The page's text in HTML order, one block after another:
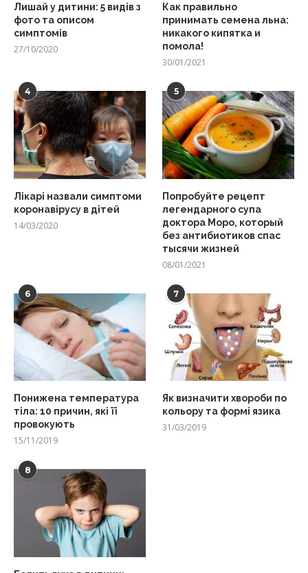
Лишай у дитини: 5 видів з
фото та описом
симптомів
27/10/2020
Как правильно
принимать семена льна:
никакого кипятка и
помола!
30/01/2021
4
Лікарі назвали симптоми
коронавірусу в дітей
14/03/2020
5
Попробуйте рецепт
легендарного супа
доктора Моро, который
без антибиотиков спас
тысячи жизней
08/01/2021
6
Понижена температура
тіла: 10 причин, які її
провокують
15/11/2019
7
Як визначити хвороби по
кольору та формі язика
31/03/2019
8